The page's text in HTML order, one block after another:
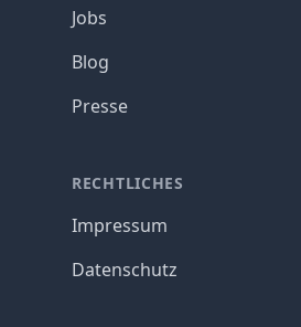
Jobs
Blog
Presse
RECHTLICHES
Impressum
Datenschutz